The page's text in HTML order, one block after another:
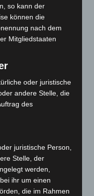
so kann der
können die
nach dem
Mitgliedstaaten
oder juristische
andere Stelle, die
des
juristische Person,
Stelle, der
werden,
ihr um einen
die im Rahmen